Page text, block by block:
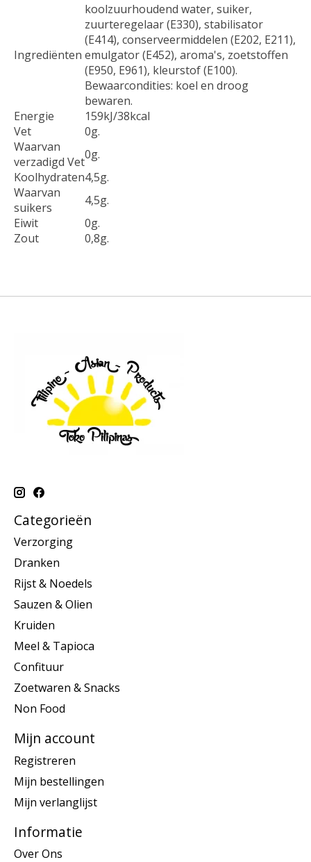
Ingrediënten
koolzuurhoudend water, suiker,
zuurteregelaar (E330), stabilisator
(E414), conserveermiddelen (E202, E211),
emulgator (E452), aroma's, zoetstoffen
(E950, E961), kleurstof (E100).
Bewaarcondities: koel en droog
bewaren.
Energie
159kJ/38kcal
Vet
0g.
Waarvan
verzadigd Vet0g.
Koolhydraten4,5g.
Waarvan
suikers
4,5g.
Eiwit
0g.
Zout
0,8g.
Categorieën
Verzorging
Dranken
Rijst & Noedels
Sauzen & Olien
Kruiden
Meel & Tapioca
Confituur
Zoetwaren & Snacks
Non Food
Mijn account
Registreren
Mijn bestellingen
Mijn verlanglijst
Informatie
Over Ons